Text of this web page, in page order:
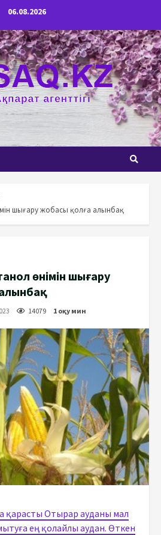
06.08.2026
шығару жобасы қолға алынбақ
өнімін шығару
14079 1 оқу мин
қарасты Отырар ауданы мал
ең қолайлы аудан. Өткен